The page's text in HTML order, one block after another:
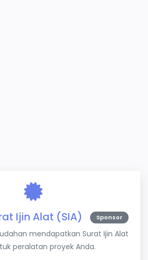
Ijin Alat (SIA) Sponsor
mendapatkan Surat Ijin Alat
peralatan proyek Anda.